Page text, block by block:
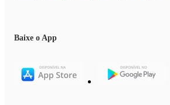
Baixe o App